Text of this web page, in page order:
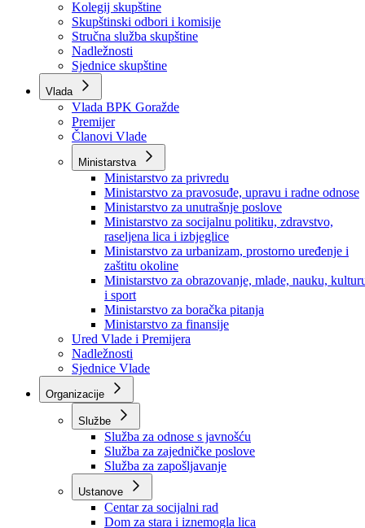
Rukovodstvo
Poslanici po strankama
Poslanici po klubovima naroda
Kolegij skupštine
Skupštinski odbori i komisije
Stručna služba skupštine
Nadležnosti
Sjednice skupštine
Vlada
Vlada BPK Goražde
Premijer
Članovi Vlade
Ministarstva
Ministarstvo za privredu
Ministarstvo za pravosuđe, upravu i radne odnose
Ministarstvo za unutrašnje poslove
Ministarstvo za socijalnu politiku, zdravstvo,
raseljena lica i izbjeglice
Ministarstvo za urbanizam, prostorno uređenje i
zaštitu okoline
Ministarstvo za obrazovanje, mlade, nauku,
i sport
Ministarstvo za boračka pitanja
Ministarstvo za finansije
Ured Vlade i Premijera
Nadležnosti
Sjednice Vlade
Organizacije
Službe
Služba za odnose s javnošću
Služba za zajedničke poslove
Služba za zapošljavanje